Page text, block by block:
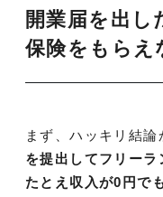
開業届を出し
保険をもらえ
まず、ハッキリ結論
を提出してフリーラ
たとえ収入が0円で